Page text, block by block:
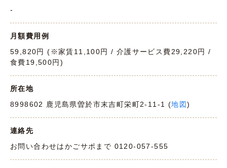
-
月額費用例
59,820円 (※家賃11,100円 / 介護サービス費29,220円 /
食費19,500円)
所在地
8998602 鹿児島県曽於市末吉町栄町2-11-1 (地図)
連絡先
お問い合わせはかごサポまで 0120-057-555